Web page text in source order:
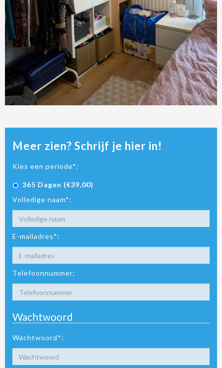
Meer zien? Schrijf je hier in!
Kies een periode*:
365 Dagen (€39,00)
Volledige naam*:
E-mailadres*:
Telefoonnummer:
Wachtwoord
Wachtwoord*: